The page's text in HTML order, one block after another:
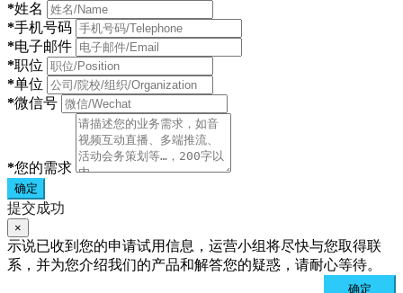
*姓名
*手机号码
*电子邮件
*职位
*单位
*微信号
*您的需求
确定
提交成功
×
示说已收到您的申请试用信息，运营小组将尽快与您取得联
系，并为您介绍我们的产品和解答您的疑惑，请耐心等待。
确定